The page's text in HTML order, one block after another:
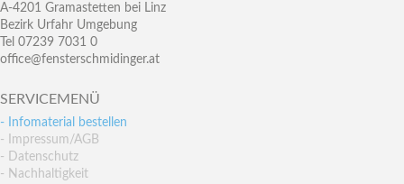
A-4201 Gramastetten bei Linz
Bezirk Urfahr Umgebung
Tel 07239 7031 0
office@fensterschmidinger.at
SERVICEMENÜ
- Infomaterial bestellen
- Impressum/AGB
- Datenschutz
- Nachhaltigkeit